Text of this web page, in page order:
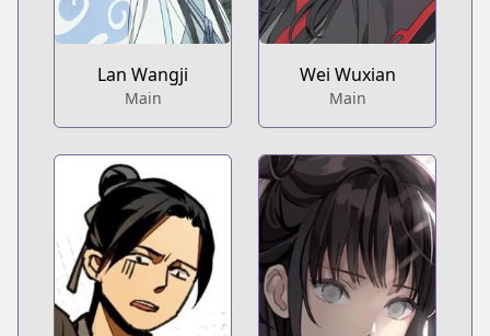
Lan Wangji
Main
Wei Wuxian
Main